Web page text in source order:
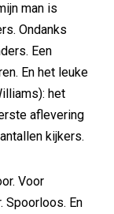
man is
Ondanks
Een
En het leuke
het
aflevering
kijkers.
Voor
Spoorloos. En